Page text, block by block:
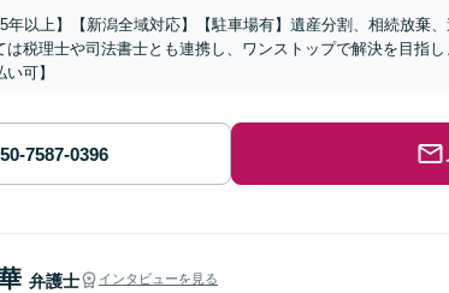
年以上】【新潟全域対応】【駐車場有】遺産分割、相続放棄
は税理士や司法書士とも連携し、ワンストップで解決を目指
可】
弁護士 インタビューを見る